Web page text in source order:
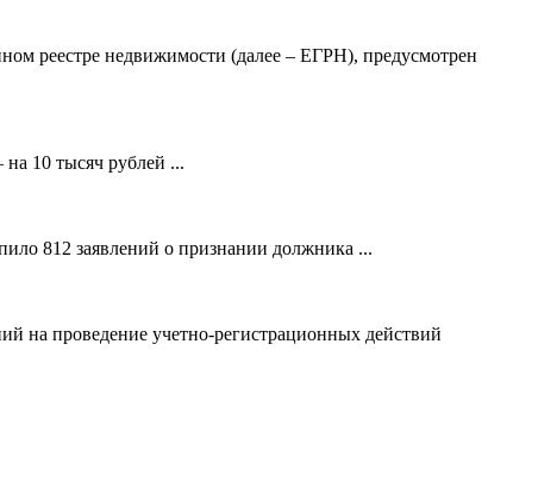
реестре недвижимости (далее – ЕГРН), предусмотрен
на 10 тысяч рублей ...
812 заявлений о признании должника ...
на проведение учетно-регистрационных действий